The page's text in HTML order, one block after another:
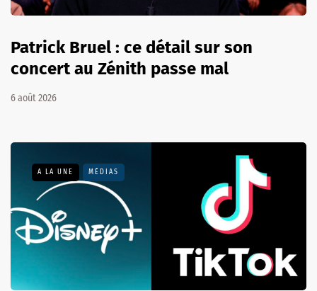
Patrick Bruel : ce détail sur son
concert au Zénith passe mal
6 août 2026
A LA UNE MÉDIAS